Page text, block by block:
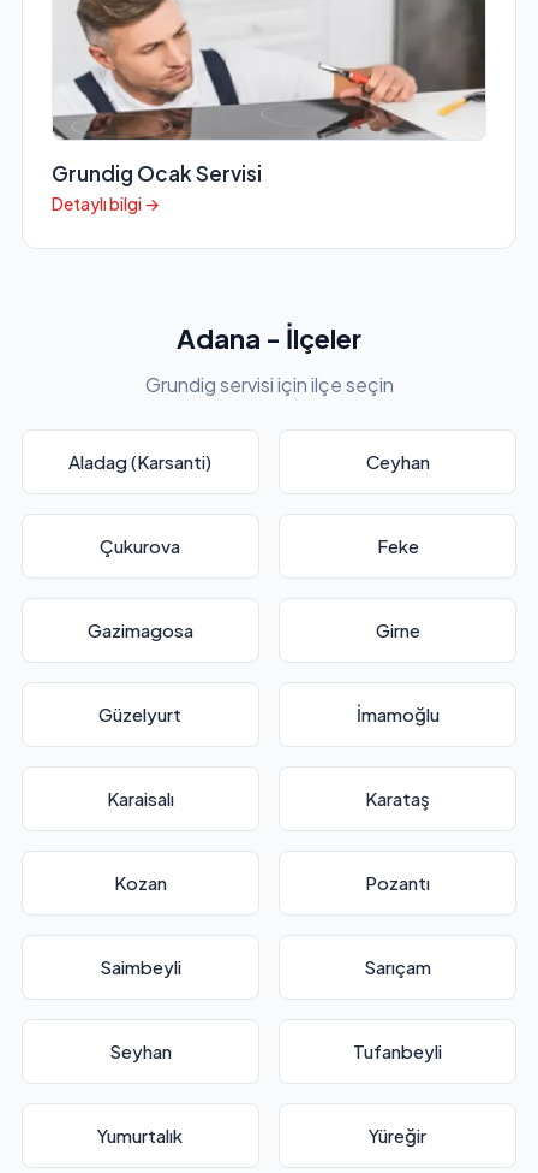
Grundig Ocak Servisi
Detaylı bilgi →
Adana - İlçeler
Grundig servisi için ilçe seçin
Aladag (Karsanti) Ceyhan
Çukurova Feke
Gazimagosa Girne
Güzelyurt İmamoğlu
Karaisalı Karataş
Kozan Pozantı
Saimbeyli Sarıçam
Seyhan Tufanbeyli
Yumurtalık Yüreğir